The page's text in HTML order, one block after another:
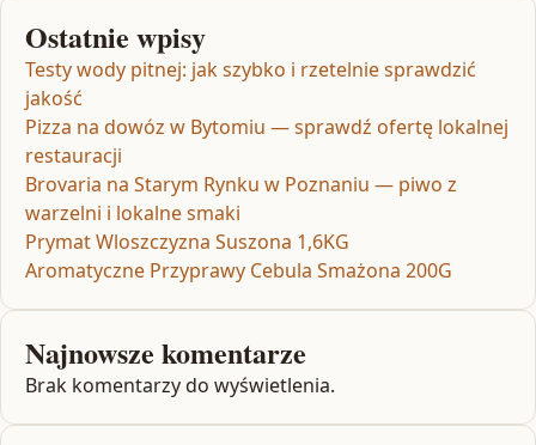
Ostatnie wpisy
Testy wody pitnej: jak szybko i rzetelnie sprawdzić
jakość
Pizza na dowóz w Bytomiu — sprawdź ofertę lokalnej
restauracji
Brovaria na Starym Rynku w Poznaniu — piwo z
warzelni i lokalne smaki
Prymat Wloszczyzna Suszona 1,6KG
Aromatyczne Przyprawy Cebula Smażona 200G
Najnowsze komentarze
Brak komentarzy do wyświetlenia.